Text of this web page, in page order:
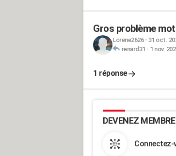
Gros problème
Lorene2626- 31 oct.
renard31 - 1 nov.
1 réponse
DEVENEZ
Connectez-